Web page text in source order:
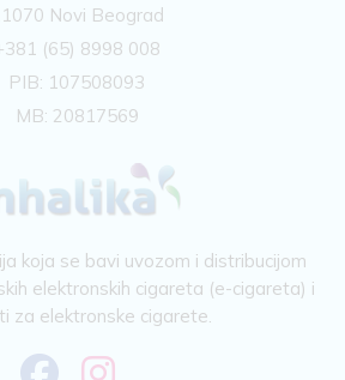
Novi Beograd
(65) 8998 008
PIB: 107508093
MB: 20817569
koja se bavi uvozom i distribucijom
elektronskih cigareta (e-cigareta) i
za elektronske cigarete.